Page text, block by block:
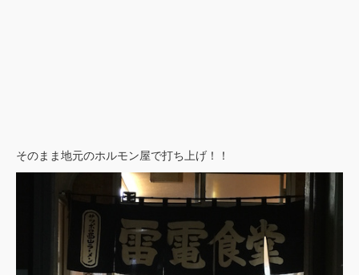
そのまま地元のホルモン屋で打ち上げ！！